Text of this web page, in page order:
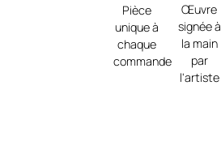
Pièce
unique à
chaque
commande
Œuvre
signée à
la main
par
l'artiste